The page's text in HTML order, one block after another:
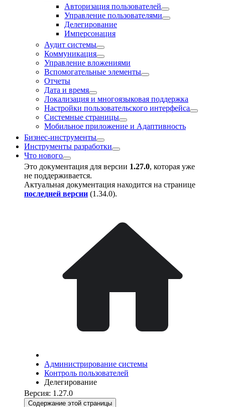
Авторизация пользователей
Управление пользователями
Делегирование
Имперсонация
Аудит системы
Коммуникация
Управление вложениями
Вспомогательные элементы
Отчеты
Дата и время
Локализация и многоязыковая поддержка
Настройки пользовательского интерфейса
Системные страницы
Мобильное приложение и Адаптивность
Бизнес-инструменты
Инструменты разработки
Что нового
Это документация для версии 1.27.0, которая уже
не поддерживается.
Актуальная документация находится на странице
последней версии (1.34.0).
Администрирование системы
Контроль пользователей
Делегирование
Версия: 1.27.0
Содержание этой страницы